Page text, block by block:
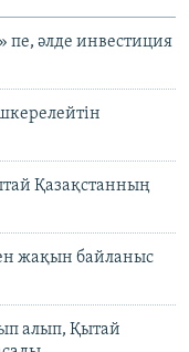
пе, әлде инвестиция
Қазақстанның
жақын байланыс
алып, Қытай